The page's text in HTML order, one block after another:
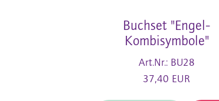
Buchset "Engel-
Kombisymbole"
Art.Nr.: BU28
37,40 EUR